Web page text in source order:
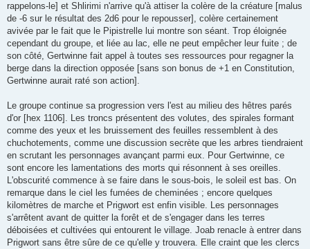
rappelons-le] et Shlirimi n'arrive qu'à attiser la colère de la créature [malus
de -6 sur le résultat des 2d6 pour le repousser], colère certainement
avivée par le fait que le Pipistrelle lui montre son séant. Trop éloignée
cependant du groupe, et liée au lac, elle ne peut empêcher leur fuite ; de
son côté, Gertwinne fait appel à toutes ses ressources pour regagner la
berge dans la direction opposée [sans son bonus de +1 en Constitution,
Gertwinne aurait raté son action].
Le groupe continue sa progression vers l'est au milieu des hêtres parés
d'or [hex 1106]. Les troncs présentent des volutes, des spirales formant
comme des yeux et les bruissement des feuilles ressemblent à des
chuchotements, comme une discussion secrète que les arbres tiendraient
en scrutant les personnages avançant parmi eux. Pour Gertwinne, ce
sont encore les lamentations des morts qui résonnent à ses oreilles.
L'obscurité commence à se faire dans le sous-bois, le soleil est bas. On
remarque dans le ciel les fumées de cheminées ; encore quelques
kilomètres de marche et Prigwort est enfin visible. Les personnages
s'arrêtent avant de quitter la forêt et de s'engager dans les terres
déboisées et cultivées qui entourent le village. Joab renacle à entrer dans
Prigwort sans être sûre de ce qu'elle y trouvera. Elle craint que les clercs